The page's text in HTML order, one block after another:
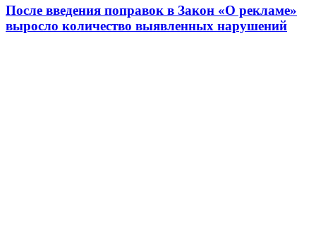
После введения поправок в Закон «О рекламе»
выросло количество выявленных нарушений